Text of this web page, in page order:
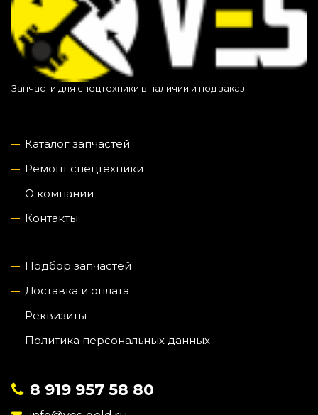
Запчасти для спецтехники в наличии и под заказ
Каталог запчастей
Ремонт спецтехники
О компании
Контакты
Подбор запчастей
Доставка и оплата
Реквизиты
Политика персональных данных
8 919 957 58 80